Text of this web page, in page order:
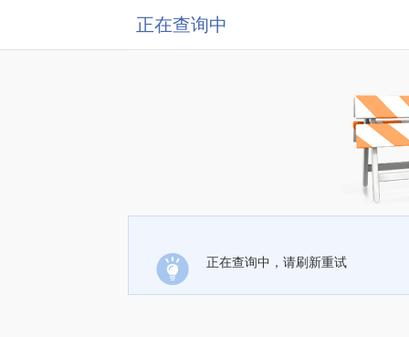
正在查询中
正在查询中，请刷新重试